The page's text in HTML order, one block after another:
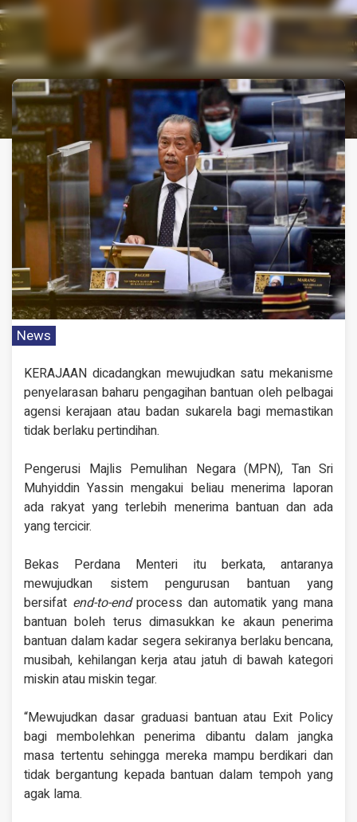
News
KERAJAAN dicadangkan mewujudkan satu mekanisme
penyelarasan baharu pengagihan bantuan oleh pelbagai
agensi kerajaan atau badan sukarela bagi memastikan
tidak berlaku pertindihan.
Pengerusi Majlis Pemulihan Negara (MPN), Tan Sri
Muhyiddin Yassin mengakui beliau menerima laporan
ada rakyat yang terlebih menerima bantuan dan ada
yang tercicir.
Bekas Perdana Menteri itu berkata, antaranya
mewujudkan sistem pengurusan bantuan yang
bersifat end-to-endprocess dan automatik yang mana
bantuan boleh terus dimasukkan ke akaun penerima
bantuan dalam kadar segera sekiranya berlaku bencana,
musibah, kehilangan kerja atau jatuh di bawah kategori
miskin atau miskin tegar.
“Mewujudkan dasar graduasi bantuan atau Exit Policy
bagi membolehkan penerima dibantu dalam jangka
masa tertentu sehingga mereka mampu berdikari dan
tidak bergantung kepada bantuan dalam tempoh yang
agak lama.